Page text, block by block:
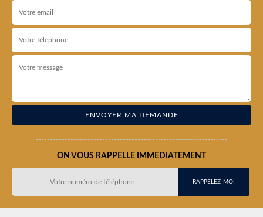
ON VOUS RAPPELLE IMMEDIATEMENT